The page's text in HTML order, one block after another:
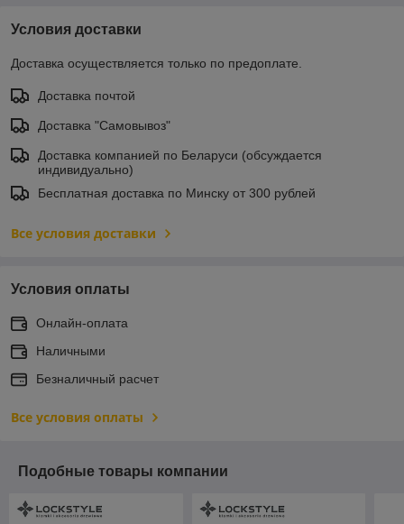
Условия доставки
Доставка осуществляется только по предоплате.
Доставка почтой
Доставка "Самовывоз"
Доставка компанией по Беларуси (обсуждается
индивидуально)
Бесплатная доставка по Минску от 300 рублей
Все условия доставки
Условия оплаты
Онлайн-оплата
Наличными
Безналичный расчет
Все условия оплаты
Подобные товары компании